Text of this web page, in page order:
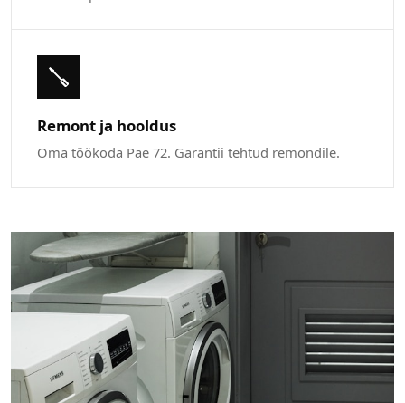
Remont ja hooldus
Oma töökoda Pae 72. Garantii tehtud remondile.